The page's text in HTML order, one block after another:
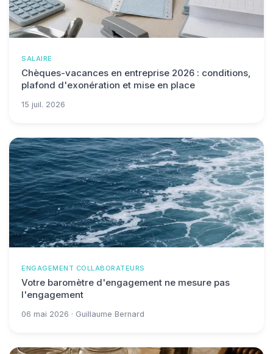
SALAIRE
Chèques-vacances en entreprise 2026 : conditions,
plafond d'exonération et mise en place
15 juil. 2026
ENGAGEMENT COLLABORATEURS
Votre baromètre d'engagement ne mesure pas
l'engagement
06 mai 2026 · Guillaume Bernard